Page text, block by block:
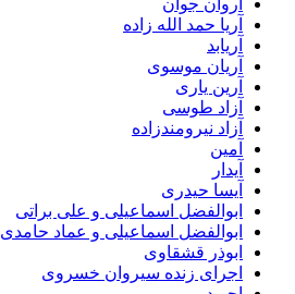
آروان جوان
آریا حمد الله زاده
آریابد
آریان موسوی
آرین یاری
آزاد طوسی
آزاد نیرومندزاده
آمین
آیدار
آیسا حیدری
ابوالفضل اسماعیلی و علی براتی
ابوالفضل اسماعیلی و عماد حامدی
ابوذر قشقاوی
اجرای زنده سیروان خسروی